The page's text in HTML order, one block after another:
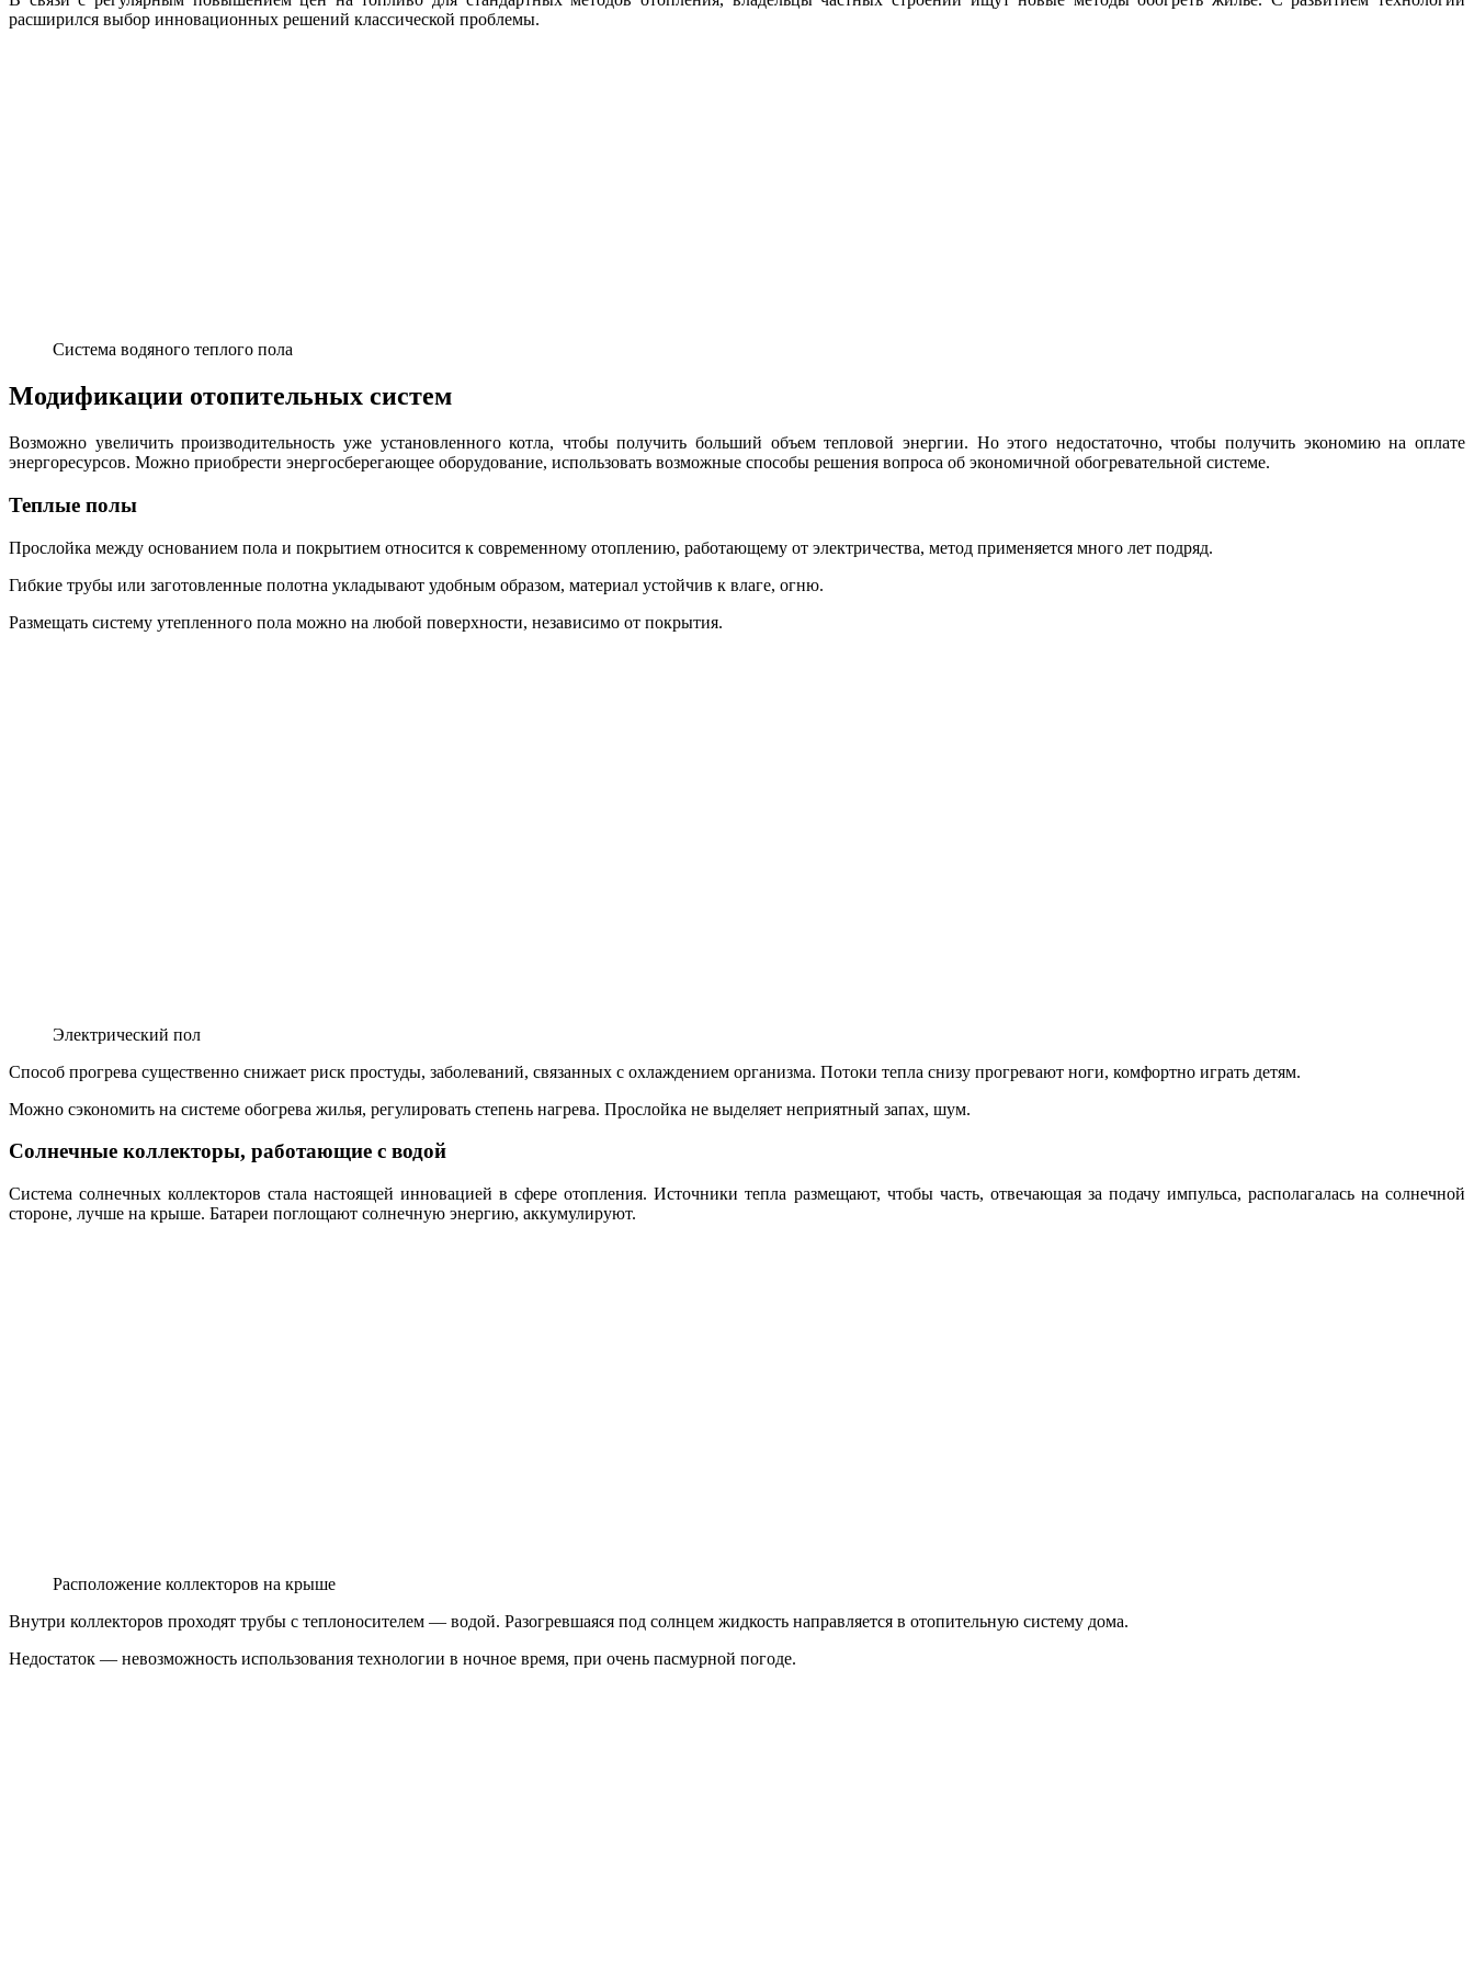
расширился выбор инновационных решений классической проблемы.
Система водяного теплого пола
Модификации отопительных систем
Возможно увеличить производительность уже установленного котла, чтобы получить больший объем тепловой энергии. Но этого недостаточно, чтобы получить экономию на оплате
энергоресурсов. Можно приобрести энергосберегающее оборудование, использовать возможные способы решения вопроса об экономичной обогревательной системе.
Теплые полы
Прослойка между основанием пола и покрытием относится к современному отоплению, работающему от электричества, метод применяется много лет подряд.
Гибкие трубы или заготовленные полотна укладывают удобным образом, материал устойчив к влаге, огню.
Размещать систему утепленного пола можно на любой поверхности, независимо от покрытия.
Электрический пол
Способ прогрева существенно снижает риск простуды, заболеваний, связанных с охлаждением организма. Потоки тепла снизу прогревают ноги, комфортно играть детям.
Можно сэкономить на системе обогрева жилья, регулировать степень нагрева. Прослойка не выделяет неприятный запах, шум.
Солнечные коллекторы, работающие с водой
Система солнечных коллекторов стала настоящей инновацией в сфере отопления. Источники тепла размещают, чтобы часть, отвечающая за подачу импульса, располагалась на солнечной
стороне, лучше на крыше. Батареи поглощают солнечную энергию, аккумулируют.
Расположение коллекторов на крыше
Внутри коллекторов проходят трубы с теплоносителем — водой. Разогревшаяся под солнцем жидкость направляется в отопительную систему дома.
Недостаток — невозможность использования технологии в ночное время, при очень пасмурной погоде.